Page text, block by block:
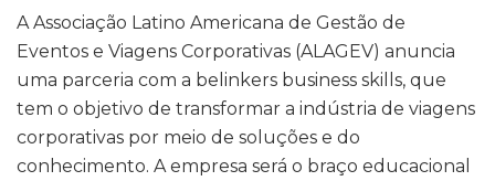
A Associação Latino Americana de Gestão de
Eventos e Viagens Corporativas (ALAGEV) anuncia
uma parceria com a belinkers business skills, que
tem o objetivo de transformar a indústria de viagens
corporativas por meio de soluções e do
conhecimento. A empresa será o braço educacional